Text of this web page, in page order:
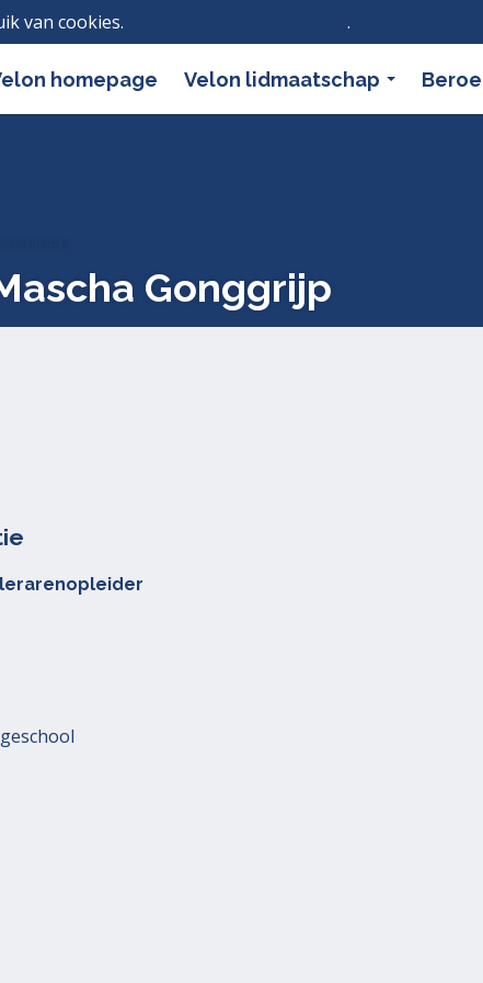
van cookies. .
homepage Velon lidmaatschap
Gonggrijp